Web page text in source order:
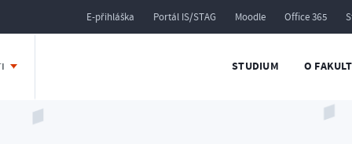
E-přihláška Portál IS/STAG Moodle Office 365
STUDIUM O